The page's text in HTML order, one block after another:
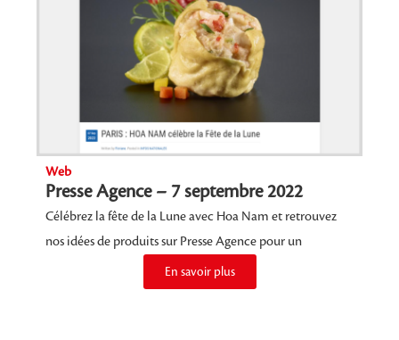
Web
Presse Agence – 7 septembre 2022
Célébrez la fête de la Lune avec Hoa Nam et retrouvez
nos idées de produits sur Presse Agence pour un
En savoir plus